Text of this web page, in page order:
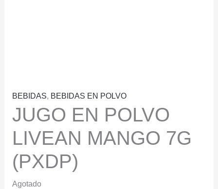
BEBIDAS, BEBIDAS EN POLVO
JUGO EN POLVO
LIVEAN MANGO 7G
(PXDP)
Agotado